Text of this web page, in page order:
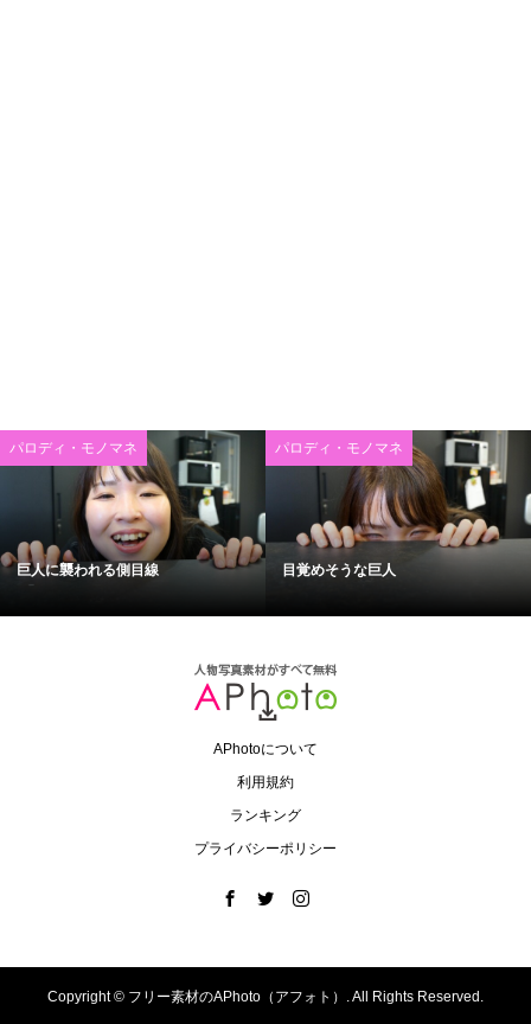
パロディ・モノマネ
巨人に襲われる側目線
パロディ・モノマネ
目覚めそうな巨人
APhotoについて
利用規約
ランキング
プライバシーポリシー
Copyright © フリー素材のAPhoto（アフォト）. All Rights Reserved.